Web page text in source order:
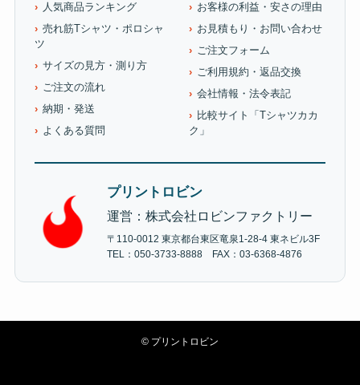
人気商品ランキング
売れ筋Tシャツ・ポロシャ
ツ
サイズの見方・測り方
ご注文の流れ
納期・発送
よくある質問
お客様の利益・安さの理由
お見積もり・お問い合わせ
ご注文フォーム
ご利用規約・返品交換
会社情報・法令表記
比較サイト「Tシャツカカ
ク」
プリントロビン
運営：株式会社ロビンファクトリー
〒110-0012 東京都台東区竜泉1-28-4 東ネビル3F
TEL：050-3733-8888 FAX：03-6368-4876
© プリントロビン